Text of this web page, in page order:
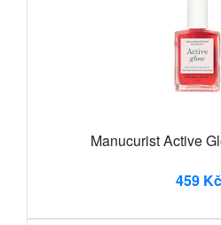
Manucurist Active
459 Kč